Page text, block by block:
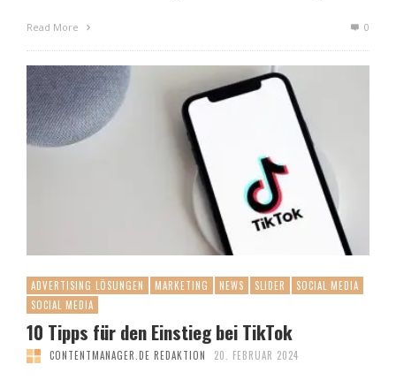
Read More 0
ADVERTISING LÖSUNGEN MARKETING NEWS SLIDER
SOCIAL MEDIA
SOCIAL MEDIA
10 Tipps für den Einstieg bei TikTok
CONTENTMANAGER.DE REDAKTION 20. FEBRUAR 2024